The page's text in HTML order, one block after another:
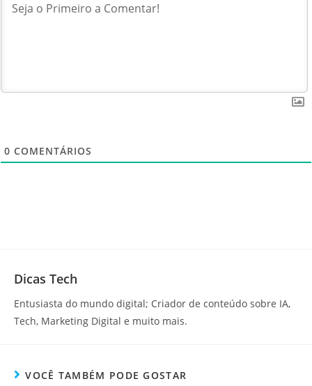
0 COMENTÁRIOS
Dicas Tech
Entusiasta do mundo digital; Criador de conteúdo sobre IA,
Tech, Marketing Digital e muito mais.
VOCÊ TAMBÉM PODE GOSTAR